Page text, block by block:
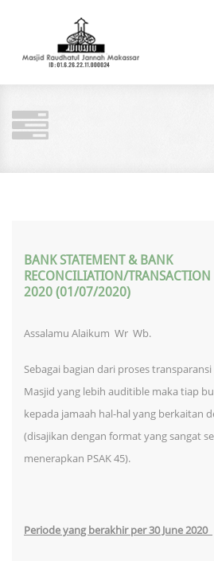
BANK STATEMENT & BANK
RECONCILIATION/TRANSACTION
2020 (01/07/2020)
Assalamu Alaikum Wr Wb.
Sebagai bagian dari proses
Masjid yang lebih auditible maka tiap
kepada jamaah hal-hal yang berkaitan
(disajikan dengan format yang sangat
menerapkan PSAK 45).
Periode yang berakhir per 30 June 2020